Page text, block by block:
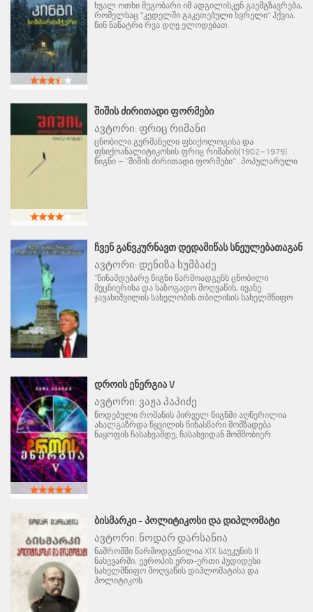
ხვალ ოთხი მეგობარი იმ ადგილისკენ გაემგზავრება,
რომელსაც "კედელში გაკეთებული ხვრელი" ჰქვია.
წინ ნანატრი რვა დღე ელოდებათ.
ᲨᲘᲨᲘᲡ ᲫᲘᲠᲘᲗᲐᲓᲘ ᲤᲝᲠᲛᲔᲑᲘ
ავტორი: ფრიც რიმანი
ცნობილი გერმანელი ფსიქოლოგისა და
ფსიქოანალიტიკოსის ფრიც რიმანის(1902–1979)
წიგნი – "შიშის ძირითადი ფორმები" . პოპულარული
ᲩᲕᲔᲜ ᲒᲐᲜᲕᲙᲣᲠᲜᲐᲕᲗ ᲓᲔᲓᲐᲛᲘᲬᲐᲡ ᲡᲜᲔᲣᲚᲔᲑᲐᲗᲐᲒᲐᲜ
ავტორი: დენიზა სუმბაძე
"წინამდებარე წიგნი წარმოადგენს ცნობილი
მეცნიერისა და საზოგადო მოღვაწის, ივანე
ჯავახიშვილის სახელობის თბილისის სახელმწიფო
ᲓᲠᲝᲘᲡ ᲔᲜᲔᲠᲒᲘᲐ V
ავტორი: ვაჟა პაპიძე
წოდებული რომანის პირველ წიგნში აღწერილია
ახალგაზრდა წყვილის წინასწარი მომზადება
ნაყოფის ჩასახვამდე; ჩასახვიდან მომშობიერ
ᲑᲘᲡᲛᲐᲠᲙᲘ - ᲞᲝᲚᲘᲢᲘᲙᲝᲡᲘ ᲓᲐ ᲓᲘᲞᲚᲝᲛᲐᲢᲘ
ავტორი: ნოდარ დარსანია
ნაშრომში წარმოდგენილია XIX საუკუნის II
ნახევარში, ევროპის ერთ-ერთი პუდიდესი
სახელმწიფო მოღვაწის დიპლომატისა და
პოლიტიკოს